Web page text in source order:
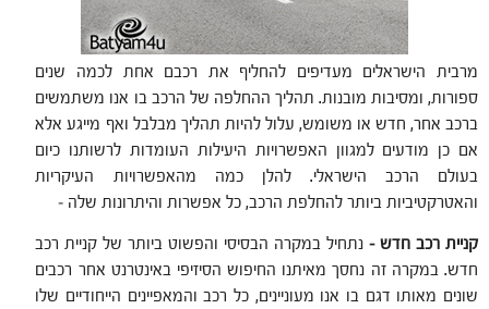
מרבית הישראלים מעדיפים להחליף את רכבם אחת לכמה שנים
ספורות, ומסיבות מובנות. תהליך ההחלפה של הרכב בו אנו משתמשים
ברכב אחר, חדש או משומש, עלול להיות תהליך מבלבל ואף מייגע אלא
אם כן מודעים למגוון האפשרויות היעילות העומדות לרשותנו כיום
בעולם הרכב הישראלי. להלן כמה מהאפשרויות העיקריות
והאטרקטיביות ביותר להחלפת הרכב, כל אפשרות והיתרונות שלה –
קניית רכב חדש – נתחיל במקרה הבסיסי והפשוט ביותר של קניית רכב
חדש. במקרה זה נחסך מאיתנו החיפוש הסיזיפי באינטרנט אחר רכבים
שונים מאותו דגם בו אנו מעוניינים, כל רכב והמאפיינים הייחודיים שלו